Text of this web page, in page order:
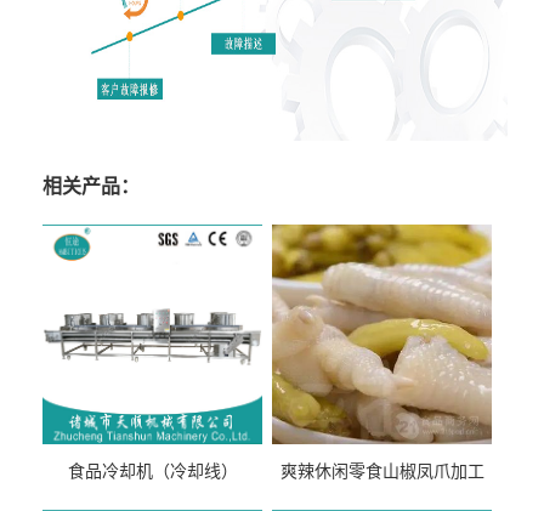
相关产品：
食品冷却机（冷却线）
爽辣休闲零食山椒凤爪加工